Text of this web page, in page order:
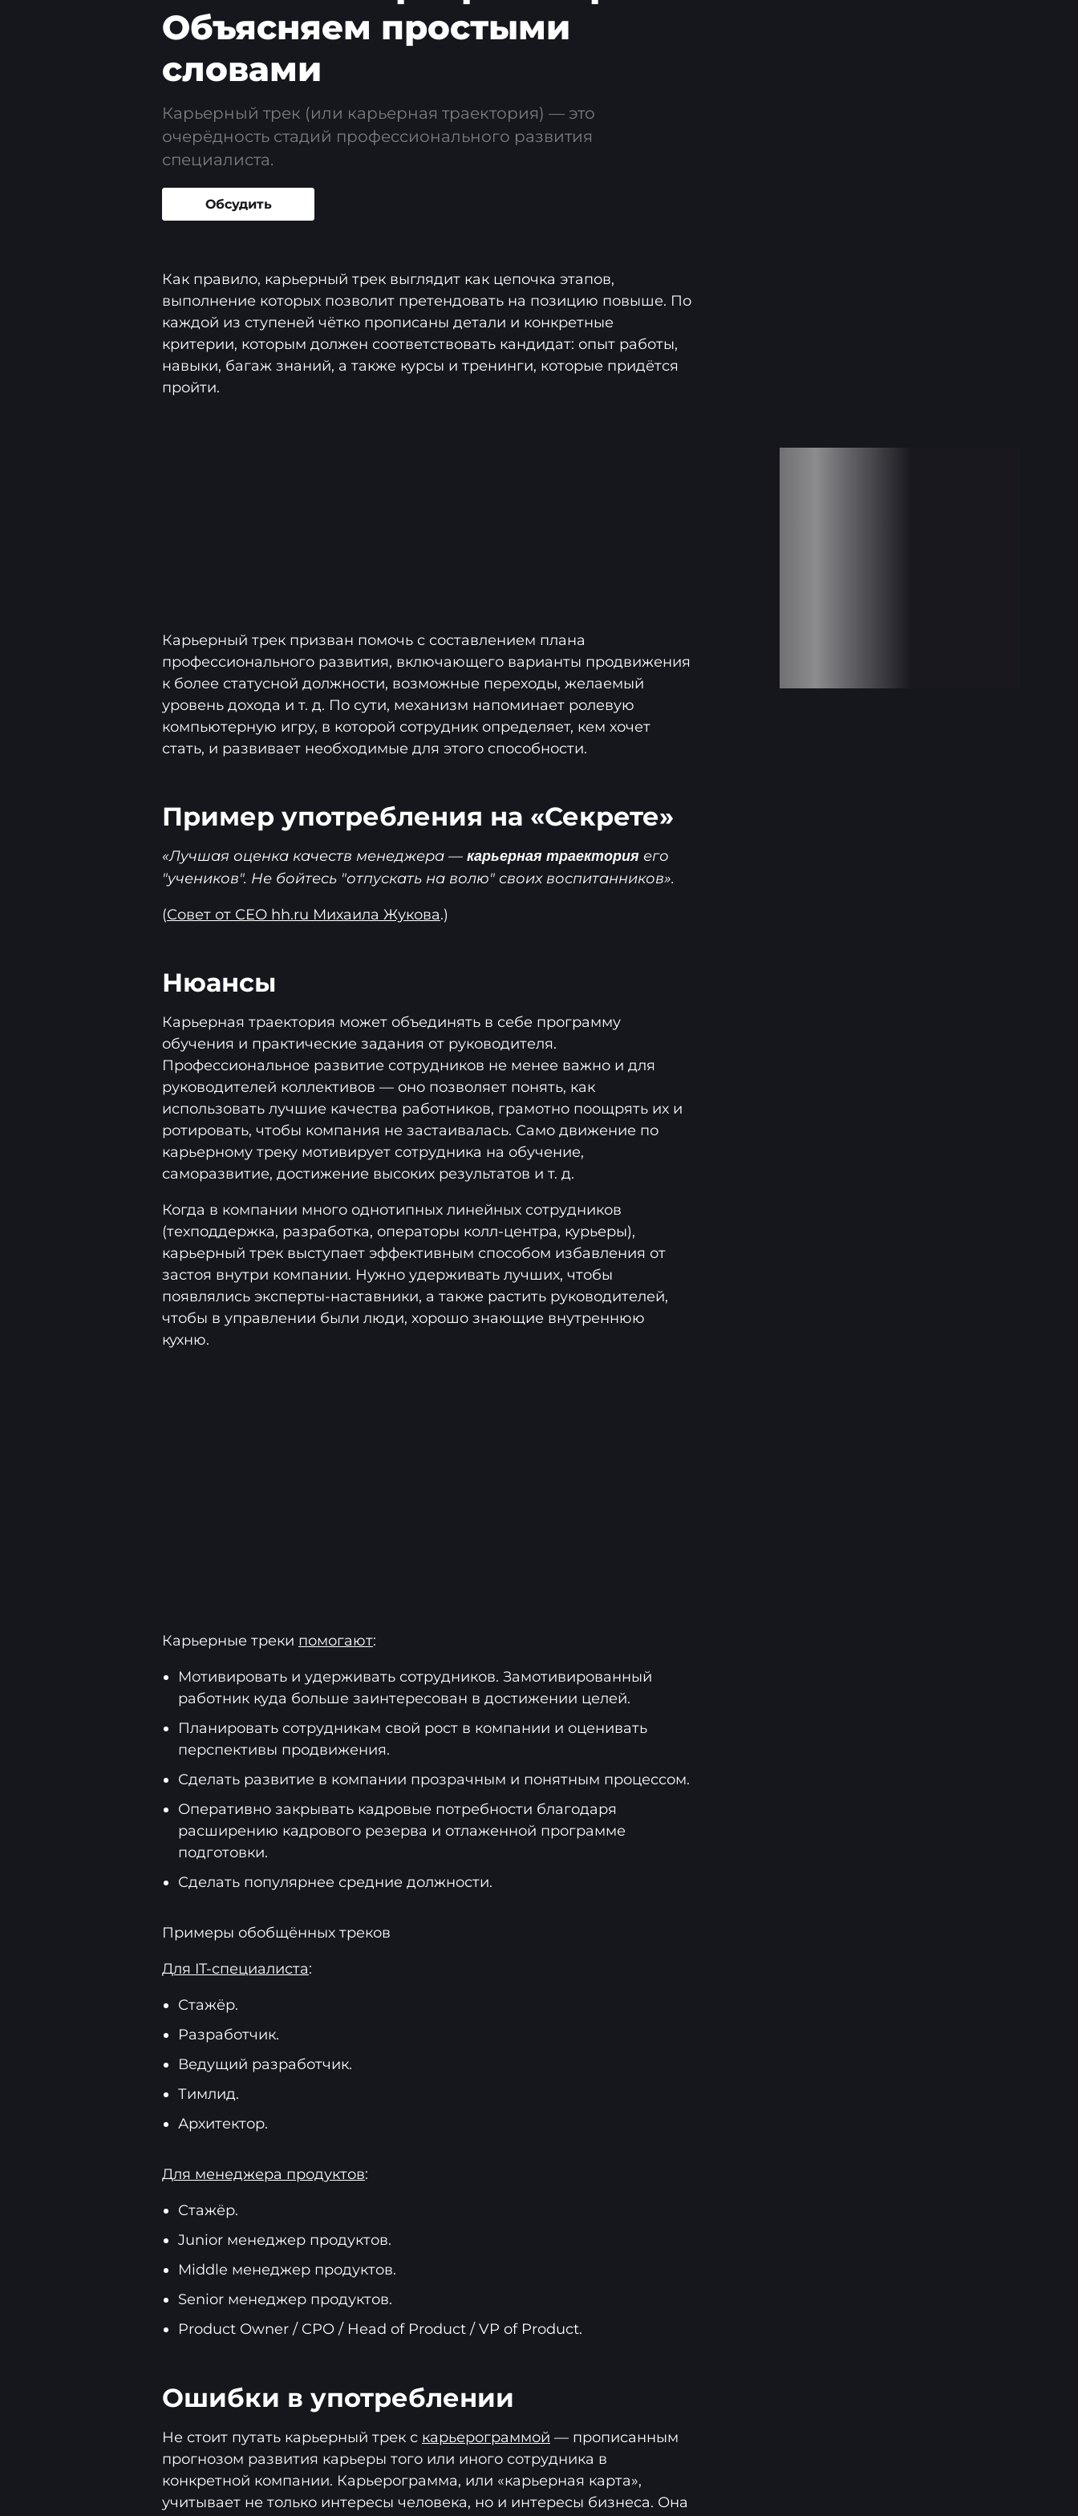
Объясняем простыми
словами
Карьерный трек (или карьерная траектория) — это
очерёдность стадий профессионального развития
специалиста.
Обсудить
Как правило, карьерный трек выглядит как цепочка этапов,
выполнение которых позволит претендовать на позицию повыше. По
каждой из ступеней чётко прописаны детали и конкретные
критерии, которым должен соответствовать кандидат: опыт работы,
навыки, багаж знаний, а также курсы и тренинги, которые придётся
пройти.
Карьерный трек призван помочь с составлением плана
профессионального развития, включающего варианты продвижения
к более статусной должности, возможные переходы, желаемый
уровень дохода и т. д. По сути, механизм напоминает ролевую
компьютерную игру, в которой сотрудник определяет, кем хочет
стать, и развивает необходимые для этого способности.
Пример употребления на «Секрете»
«Лучшая оценка качеств менеджера — карьерная траектория его
"учеников". Не бойтесь "отпускать на волю" своих воспитанников».
(Совет от СЕО hh.ru Михаила Жукова.)
Нюансы
Карьерная траектория может объединять в себе программу
обучения и практические задания от руководителя.
Профессиональное развитие сотрудников не менее важно и для
руководителей коллективов — оно позволяет понять, как
использовать лучшие качества работников, грамотно поощрять их и
ротировать, чтобы компания не застаивалась. Само движение по
карьерному треку мотивирует сотрудника на обучение,
саморазвитие, достижение высоких результатов и т. д.
Когда в компании много однотипных линейных сотрудников
(техподдержка, разработка, операторы колл-центра, курьеры),
карьерный трек выступает эффективным способом избавления от
застоя внутри компании. Нужно удерживать лучших, чтобы
появлялись эксперты-наставники, а также растить руководителей,
чтобы в управлении были люди, хорошо знающие внутреннюю
кухню.
Карьерные треки помогают:
Мотивировать и удерживать сотрудников. Замотивированный
работник куда больше заинтересован в достижении целей.
Планировать сотрудникам свой рост в компании и оценивать
перспективы продвижения.
Сделать развитие в компании прозрачным и понятным процессом.
Оперативно закрывать кадровые потребности благодаря
расширению кадрового резерва и отлаженной программе
подготовки.
Сделать популярнее средние должности.
Примеры обобщённых треков
Для IT-специалиста:
Стажёр.
Разработчик.
Ведущий разработчик.
Тимлид.
Архитектор.
Для менеджера продуктов:
Стажёр.
Junior менеджер продуктов.
Middle менеджер продуктов.
Senior менеджер продуктов.
Product Owner / CPO / Head of Product / VP of Product.
Ошибки в употреблении
Не стоит путать карьерный трек с карьерограммой — прописанным
прогнозом развития карьеры того или иного сотрудника в
конкретной компании. Карьерограмма, или «карьерная карта»,
учитывает не только интересы человека, но и интересы бизнеса. Она